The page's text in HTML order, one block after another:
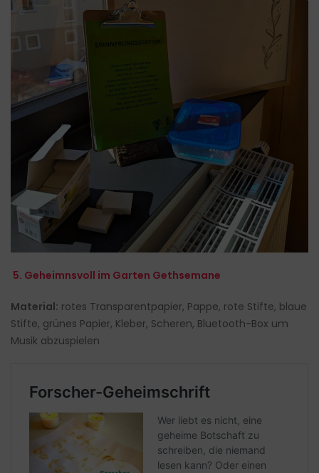
5. Geheimnsvoll im Garten Gethsemane
Material: rotes Transparentpapier, Pappe, rote Stifte, blaue
Stifte, grünes Papier, Kleber, Scheren, Bluetooth-Box um
Musik abzuspielen